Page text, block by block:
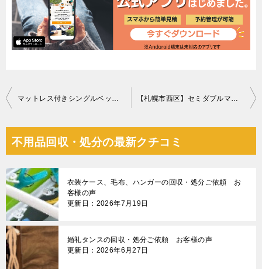
投
ナ
ビ
ゲ
ー
シ
ョ
ン
マットレス付きシングルベッド、学習机の回収・処分ご依頼 【札幌市西区】セミダブルマットレス、電子レンジ、洗濯機の回収
不用品回収・処分の最新クチコミ
衣装ケース、毛布、ハンガーの回収・処分ご依頼 お
客様の声
更新日：2026年7月19日
婚礼タンスの回収・処分ご依頼 お客様の声
更新日：2026年6月27日